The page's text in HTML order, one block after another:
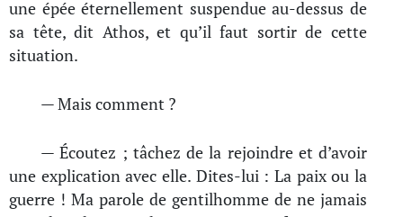
une épée éternellement suspendue au-dessus de
sa tête, dit Athos, et qu’il faut sortir de cette
situation.
— Mais comment ?
— Écoutez ; tâchez de la rejoindre et d’avoir
une explication avec elle. Dites-lui : La paix ou la
guerre ! Ma parole de gentilhomme de ne jamais